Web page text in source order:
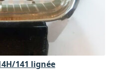
141 lignée